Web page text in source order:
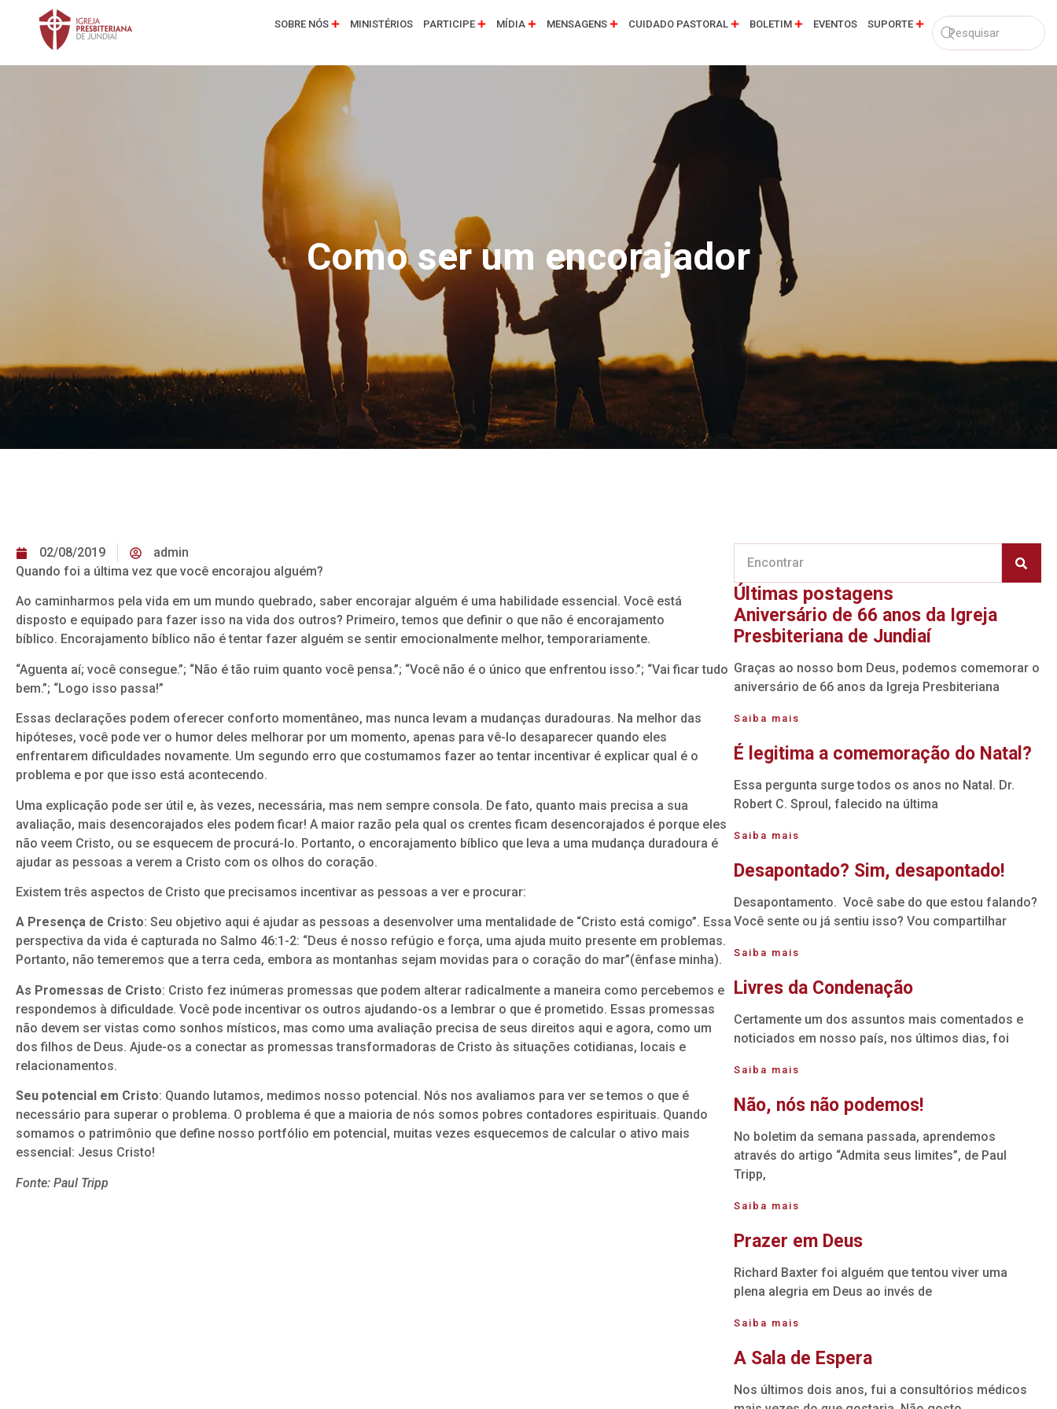
SOBRE NÓS MINISTÉRIOS PARTICIPE MÍDIA MENSAGENS CUIDADO PASTORAL BOLETIM EVENTOS SUPORTE
Como ser um encorajador
02/08/2019
admin
Quando foi a última vez que você encorajou alguém?
Ao caminharmos pela vida em um mundo quebrado, saber encorajar alguém é uma habilidade essencial. Você está
disposto e equipado para fazer isso na vida dos outros? Primeiro, temos que definir o que não é encorajamento
bíblico. Encorajamento bíblico não é tentar fazer alguém se sentir emocionalmente melhor, temporariamente.
“Aguenta aí; você consegue.”; “Não é tão ruim quanto você pensa.”; “Você não é o único que enfrentou isso.”; “Vai ficar tudo
bem.”; “Logo isso passa!”
Essas declarações podem oferecer conforto momentâneo, mas nunca levam a mudanças duradouras. Na melhor das
hipóteses, você pode ver o humor deles melhorar por um momento, apenas para vê-lo desaparecer quando eles
enfrentarem dificuldades novamente. Um segundo erro que costumamos fazer ao tentar incentivar é explicar qual é o
problema e por que isso está acontecendo.
Uma explicação pode ser útil e, às vezes, necessária, mas nem sempre consola. De fato, quanto mais precisa a sua
avaliação, mais desencorajados eles podem ficar! A maior razão pela qual os crentes ficam desencorajados é porque eles
não veem Cristo, ou se esquecem de procurá-lo. Portanto, o encorajamento bíblico que leva a uma mudança duradoura é
ajudar as pessoas a verem a Cristo com os olhos do coração.
Existem três aspectos de Cristo que precisamos incentivar as pessoas a ver e procurar:
A Presença de Cristo: Seu objetivo aqui é ajudar as pessoas a desenvolver uma mentalidade de “Cristo está comigo”. Essa
perspectiva da vida é capturada no Salmo 46:1-2: “Deus é nosso refúgio e força, uma ajuda muito presente em problemas.
Portanto, não temeremos que a terra ceda, embora as montanhas sejam movidas para o coração do mar”(ênfase minha).
As Promessas de Cristo: Cristo fez inúmeras promessas que podem alterar radicalmente a maneira como percebemos e
respondemos à dificuldade. Você pode incentivar os outros ajudando-os a lembrar o que é prometido. Essas promessas
não devem ser vistas como sonhos místicos, mas como uma avaliação precisa de seus direitos aqui e agora, como um
dos filhos de Deus. Ajude-os a conectar as promessas transformadoras de Cristo às situações cotidianas, locais e
relacionamentos.
Seu potencial em Cristo: Quando lutamos, medimos nosso potencial. Nós nos avaliamos para ver se temos o que é
necessário para superar o problema. O problema é que a maioria de nós somos pobres contadores espirituais. Quando
somamos o patrimônio que define nosso portfólio em potencial, muitas vezes esquecemos de calcular o ativo mais
essencial: Jesus Cristo!
Fonte: Paul Tripp
Últimas postagens
Aniversário de 66 anos da Igreja
Presbiteriana de Jundiaí
Graças ao nosso bom Deus, podemos comemorar o
aniversário de 66 anos da Igreja Presbiteriana
Saiba mais
É legitima a comemoração do Natal?
Essa pergunta surge todos os anos no Natal. Dr.
Robert C. Sproul, falecido na última
Saiba mais
Desapontado? Sim, desapontado!
Desapontamento. Você sabe do que estou falando?
Você sente ou já sentiu isso? Vou compartilhar
Saiba mais
Livres da Condenação
Certamente um dos assuntos mais comentados e
noticiados em nosso país, nos últimos dias, foi
Saiba mais
Não, nós não podemos!
No boletim da semana passada, aprendemos
através do artigo “Admita seus limites”, de Paul
Tripp,
Saiba mais
Prazer em Deus
Richard Baxter foi alguém que tentou viver uma
plena alegria em Deus ao invés de
Saiba mais
A Sala de Espera
Nos últimos dois anos, fui a consultórios médicos